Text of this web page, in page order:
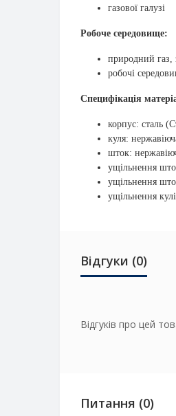
газової галузі
Робоче середовище:
природний газ,
робочі
Специфікація
корпус: сталь
куля:
шток:
ущільнення
ущільнення
ущільнення
Відгуки (0)
Відгуків про цей
Питання (0)